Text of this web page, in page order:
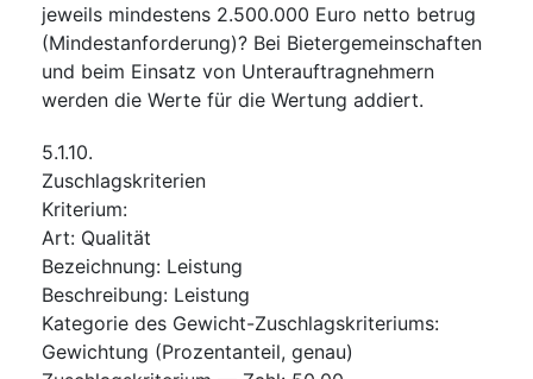
jeweils mindestens 2.500.000 Euro netto betrug
(Mindestanforderung)? Bei Bietergemeinschaften
und beim Einsatz von Unterauftragnehmern
werden die Werte für die Wertung addiert.
5.1.10.
Zuschlagskriterien
Kriterium:
Art: Qualität
Bezeichnung: Leistung
Beschreibung: Leistung
Kategorie des Gewicht-Zuschlagskriteriums:
Gewichtung (Prozentanteil, genau)